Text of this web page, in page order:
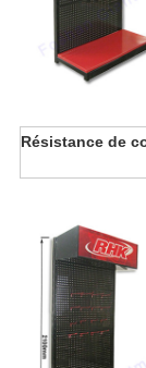
Résistance de